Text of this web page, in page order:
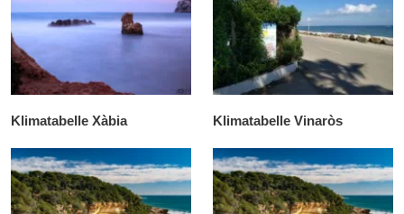
Klimatabelle Xàbia Klimatabelle Vinaròs